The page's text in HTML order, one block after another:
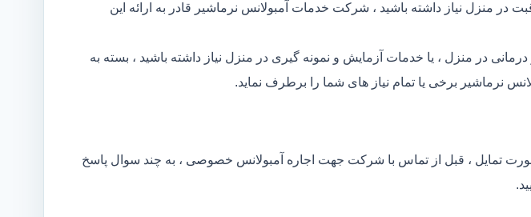
در منزل نیاز داشته باشید ، شرکت خدمات آمبولانس نرماشیر قادر به ارائه این
در منزل ، یا خدمات آزمایش و نمونه گیری در منزل نیاز داشته باشید ، بسته به
برخی یا تمام نیاز های شما را برطرف نماید.
تمایل ، قبل از تماس با شرکت جهت اجاره آمبولانس خصوصی ، به چند سوال پاسخ